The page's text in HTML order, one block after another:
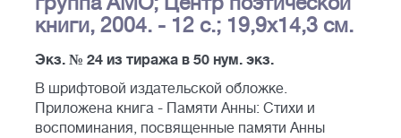
книги, 2004. - 12 с.; 19,9х14,3 см.
Экз. № 24 из тиража в 50 нум. экз.
В шрифтовой издательской обложке.
Приложена книга - Памяти Анны: Стихи и
воспоминания, посвященные памяти Анны